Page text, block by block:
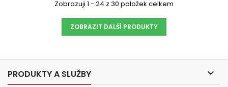
Zobrazuji 1 - 24 z 30 položek celkem
ZOBRAZIT DALŠÍ PRODUKTY
PRODUKTY A SLUŽBY 